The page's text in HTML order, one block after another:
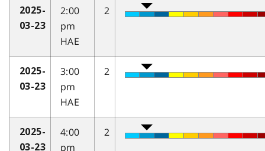
2025-
03-23
2:00
pm
HAE
2
2025-
03-23
3:00
pm
HAE
2
2025-
03-23
4:00
pm
2